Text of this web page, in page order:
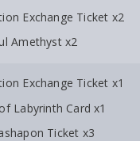
Exchange Ticket x2
Amethyst x2
Exchange Ticket x1
Labyrinth Card x1
Ticket x3